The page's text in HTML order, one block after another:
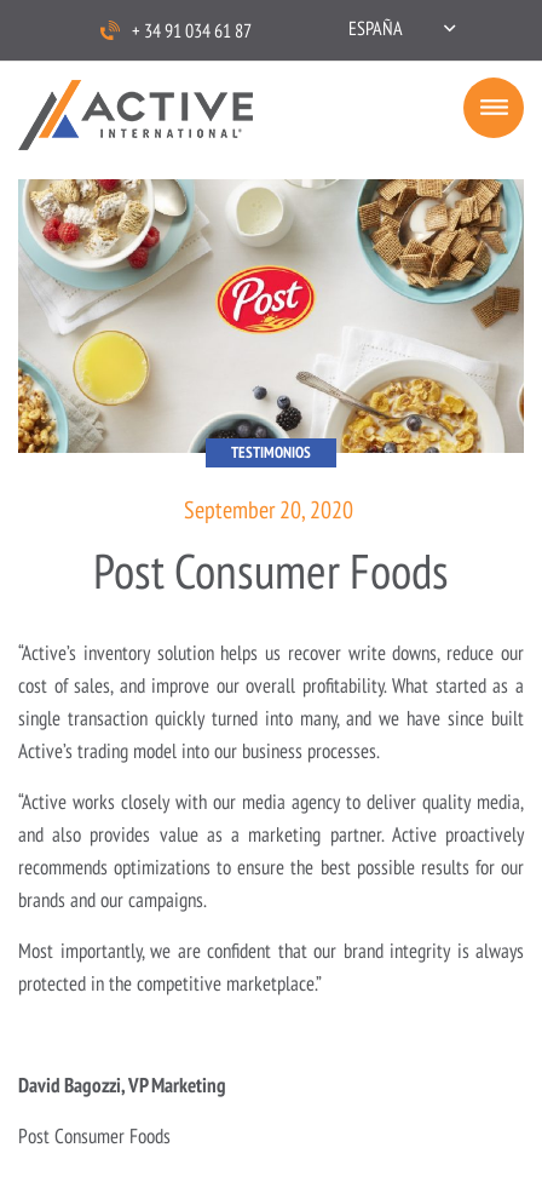
+ 34 91 034 61 87 ESPAÑA
TESTIMONIOS
September 20, 2020
Post Consumer Foods
“Active’s inventory solution helps us recover write downs, reduce our
cost of sales, and improve our overall profitability. What started as a
single transaction quickly turned into many, and we have since built
Active’s trading model into our business processes.
“Active works closely with our media agency to deliver quality media,
and also provides value as a marketing partner. Active proactively
recommends optimizations to ensure the best possible results for our
brands and our campaigns.
Most importantly, we are confident that our brand integrity is always
protected in the competitive marketplace.”
David Bagozzi, VP Marketing
Post Consumer Foods